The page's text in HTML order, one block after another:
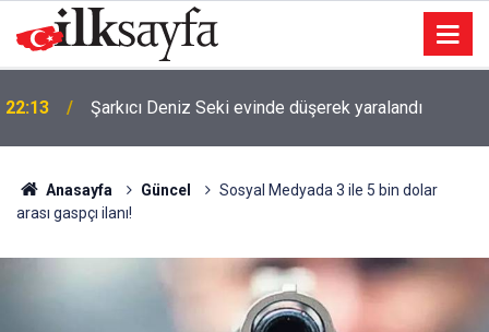
22:13 Şarkıcı Deniz Seki evinde düşerek yaralandı
Anasayfa Güncel
Sosyal Medyada 3 ile 5 bin dolar
arası gaspçı ilanı!